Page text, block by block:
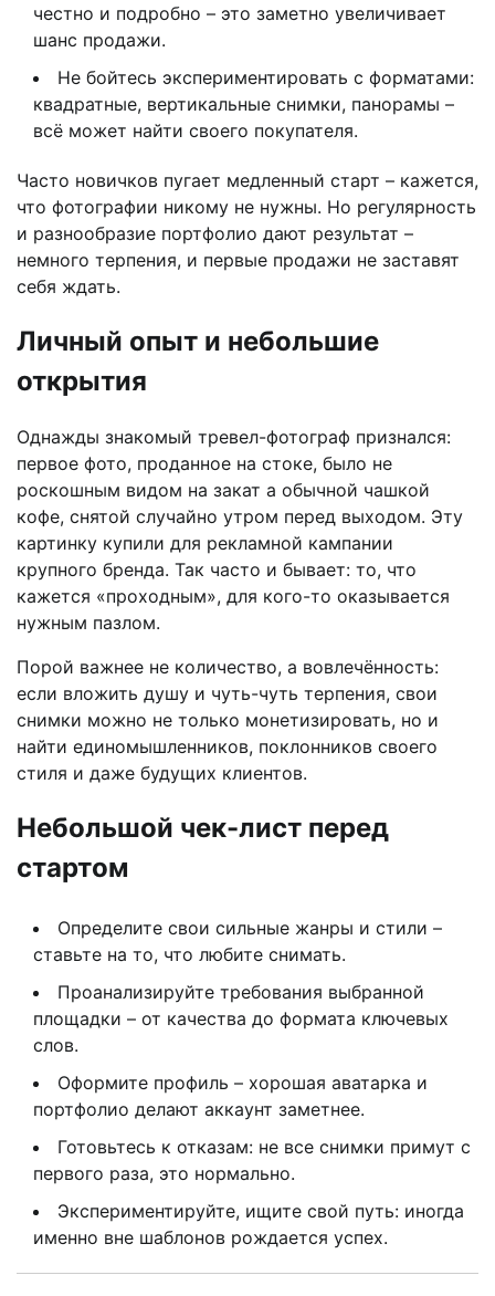
честно и подробно – это заметно увеличивает
шанс продажи.
Не бойтесь экспериментировать с форматами:
квадратные, вертикальные снимки, панорамы –
всё может найти своего покупателя.
Часто новичков пугает медленный старт – кажется,
что фотографии никому не нужны. Но регулярность
и разнообразие портфолио дают результат –
немного терпения, и первые продажи не заставят
себя ждать.
Личный опыт и небольшие
открытия
Однажды знакомый тревел-фотограф признался:
первое фото, проданное на стоке, было не
роскошным видом на закат а обычной чашкой
кофе, снятой случайно утром перед выходом. Эту
картинку купили для рекламной кампании
крупного бренда. Так часто и бывает: то, что
кажется «проходным», для кого-то оказывается
нужным пазлом.
Порой важнее не количество, а вовлечённость:
если вложить душу и чуть-чуть терпения, свои
снимки можно не только монетизировать, но и
найти единомышленников, поклонников своего
стиля и даже будущих клиентов.
Небольшой чек-лист перед
стартом
Определите свои сильные жанры и стили –
ставьте на то, что любите снимать.
Проанализируйте требования выбранной
площадки – от качества до формата ключевых
слов.
Оформите профиль – хорошая аватарка и
портфолио делают аккаунт заметнее.
Готовьтесь к отказам: не все снимки примут с
первого раза, это нормально.
Экспериментируйте, ищите свой путь: иногда
именно вне шаблонов рождается успех.